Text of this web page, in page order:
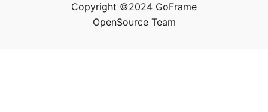
Copyright ©2024 GoFrame
OpenSource Team